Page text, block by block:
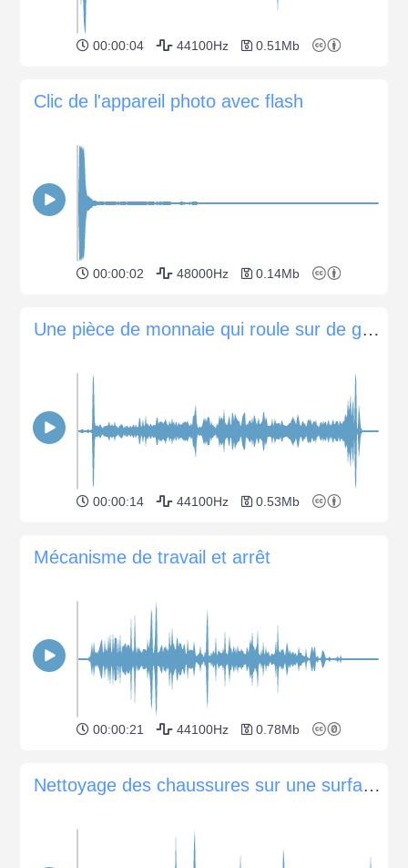
00:00:04 44100Hz 0.51Mb
Clic de l'appareil photo avec flash
00:00:02 48000Hz 0.14Mb
Une pièce de monnaie qui roule sur de grandes spirales en forme d'entonnoir
00:00:14 44100Hz 0.53Mb
Mécanisme de travail et arrêt
00:00:21 44100Hz 0.78Mb
Nettoyage des chaussures sur une surface en bois